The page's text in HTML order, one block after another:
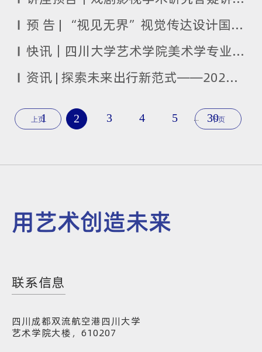
预 告 | “视见无界”视觉传达设计国家级一流本科建设系列讲座：中国现代设计的全球化视野与地方性实践
快讯｜四川大学艺术学院美术学专业2025届本科毕业论文推介
资讯 | 探索未来出行新范式——2025国际周课程《The Future of Mobility》圆满结课
上页
1 2 3 4 5 ... 30
下页
用艺术创造未来
联系信息
四川成都双流航空港四川大学
艺术学院大楼，610207